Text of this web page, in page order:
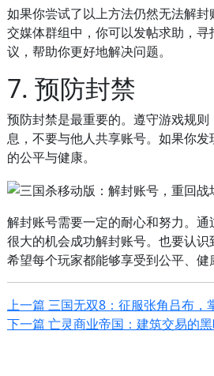
如果你尝试了以上方法仍然无法解
交媒体群组中，你可以发帖求助，
议，帮助你更好地解决问题。
7. 预防封禁
预防封禁是最重要的。遵守游戏规
息，不要与他人共享账号。如果你
的公平与健康。
解封账号需要一定的耐心和努力。
很大的机会成功解封账号。也要认
希望每个玩家都能够享受到公平、健
上一篇 三国无双8：征服张角吕布，
下一篇 亡灵商业帝国：建筑交易的